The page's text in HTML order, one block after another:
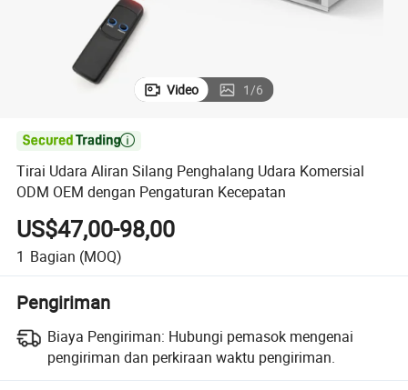
Video 1/6

Tirai Udara Aliran Silang Penghalang Udara Komersial
ODM OEM dengan Pengaturan Kecepatan
US$47,00-98,00
1 Bagian (MOQ)
Pengiriman
Biaya Pengiriman: Hubungi pemasok mengenai
pengiriman dan perkiraan waktu pengiriman.